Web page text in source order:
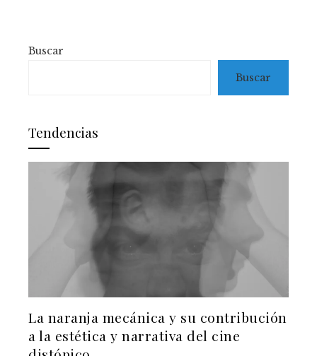
Buscar
Buscar
Tendencias
La naranja mecánica y su contribución
a la estética y narrativa del cine